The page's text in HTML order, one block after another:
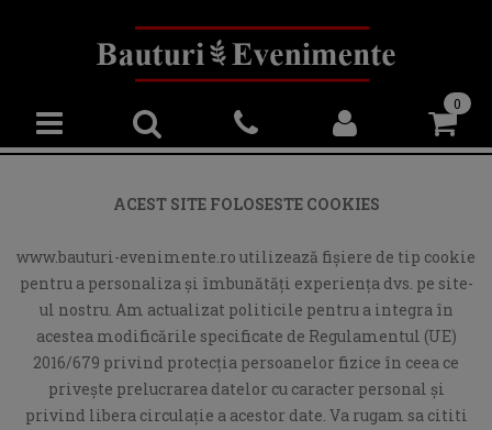
0
ACEST SITE FOLOSESTE COOKIES
www.bauturi-evenimente.ro utilizează fişiere de tip cookie
pentru a personaliza și îmbunătăți experiența dvs. pe site-
ul nostru. Am actualizat politicile pentru a integra în
acestea modificările specificate de Regulamentul (UE)
2016/679 privind protecția persoanelor fizice în ceea ce
privește prelucrarea datelor cu caracter personal și
privind libera circulație a acestor date. Va rugam sa cititi